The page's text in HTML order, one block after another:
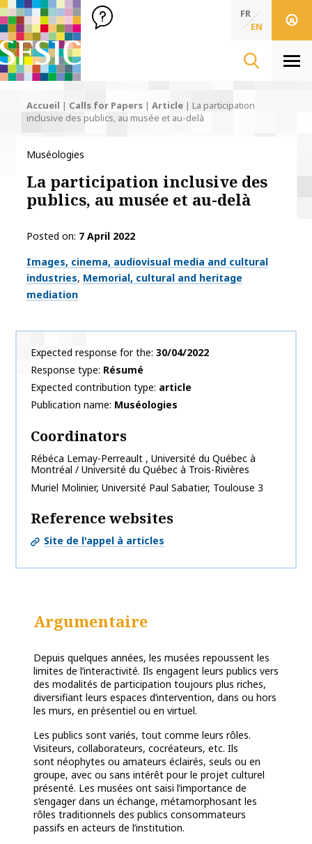
SFSIC Société Française des Sciences de l'Information & de
Société Française des Sciences de
FR
EN
Accueil | Calls for Papers | Article | La participation
inclusive des publics, au musée et au-delà
Muséologies
La participation inclusive des
publics, au musée et au-delà
Posted on 7 April 2022
Thématiques
Images, cinema, audiovisual media and cultural
industries Memorial, cultural and heritage
mediation
Expected response for the 30/04/2022
Response type Résumé
Expected contribution type article
Publication name Muséologies
Coordinators
Rébéca Lemay-Perreault , Université du Québec à
Montréal / Université du Québec à Trois-Rivières
Muriel Molinier, Université Paul Sabatier, Toulouse 3
Reference websites
Site de l'appel à articles
Argumentaire
Depuis quelques années, les musées repoussent les
limites de l’interactivité. Ils engagent leurs publics vers
des modalités de participation toujours plus riches,
diversifiant leurs espaces d’intervention, dans ou hors
les murs, en présentiel ou en virtuel.
Les publics sont variés, tout comme leurs rôles.
Visiteurs, collaborateurs, cocréateurs, etc. Ils
sont néophytes ou amateurs éclairés, seuls ou en
groupe, avec ou sans intérêt pour le projet culturel
présenté. Les musées ont saisi l’importance de
s’engager dans un échange, métamorphosant les
rôles traditionnels des publics consommateurs
passifs en acteurs de l’institution.